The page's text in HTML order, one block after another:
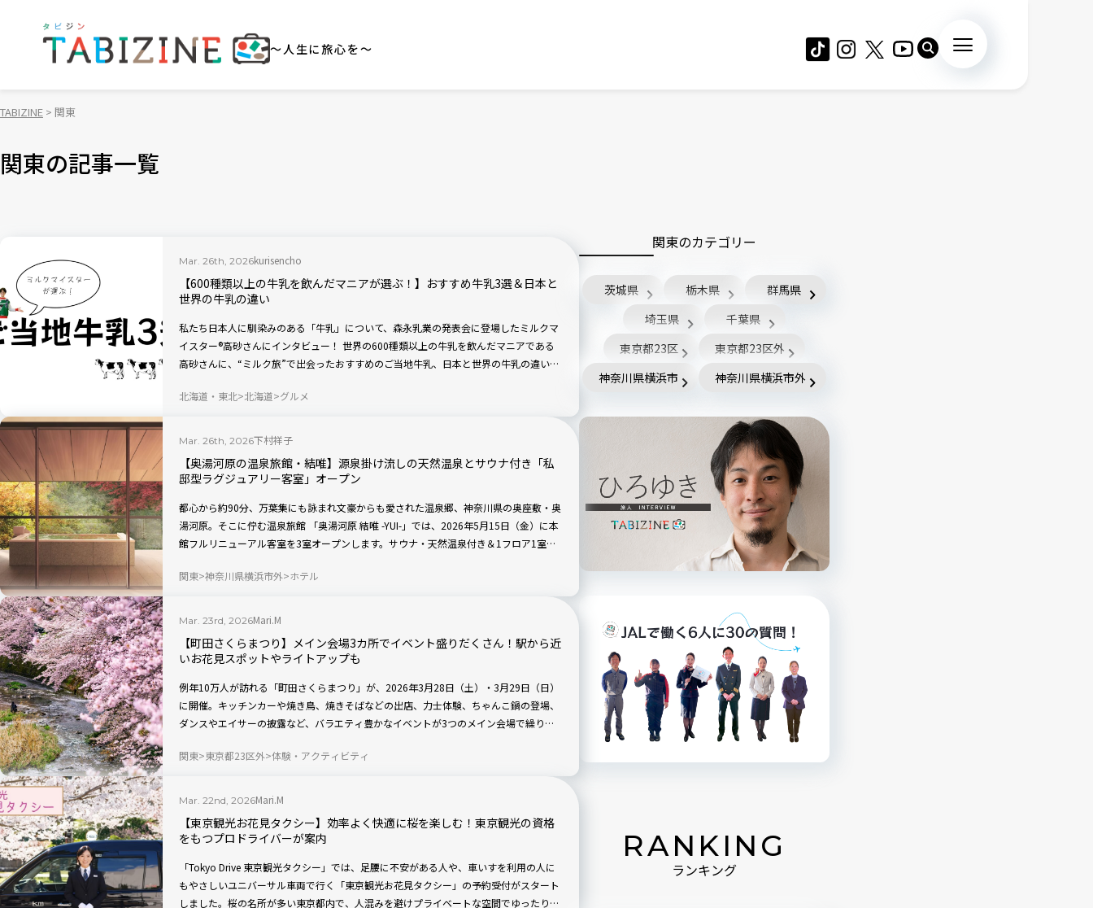
～人生に旅心を～
TABIZINE 関東
関東の記事一覧
Mar. 26th, 2026kurisencho
【600種類以上の牛乳を飲んだマニアが選ぶ！】おすすめ牛乳3選＆日本と
世界の牛乳の違い
私たち日本人に馴染みのある「牛乳」について、森永乳業の発表会に登場したミルクマ
イスター®高砂さんにインタビュー！ 世界の600種類以上の牛乳を飲んだマニアである
高砂さんに、“ミルク旅”で出会ったおすすめのご当地牛乳、日本と世界の牛乳の違いな
北海道・東北 北海道 グルメ
Mar. 26th, 2026下村祥子
【奥湯河原の温泉旅館・結唯】源泉掛け流しの天然温泉とサウナ付き「私
邸型ラグジュアリー客室」オープン
都心から約90分、万葉集にも詠まれ文豪からも愛された温泉郷、神奈川県の奥座敷・奥
湯河原。そこに佇む温泉旅館 「奥湯河原 結唯 -YUI-」では、2026年5月15日（金）に本
館フルリニューアル客室を3室オープンします。サウナ・天然温泉付き＆1フロア1室の
か？
関東 神奈川県横浜市外 ホテル
Mar. 23rd, 2026Mari.M
【町田さくらまつり】メイン会場3カ所でイベント盛りだくさん！駅から近
いお花見スポットやライトアップも
例年10万人が訪れる「町田さくらまつり」が、2026年3月28日（土）・3月29日（日）
に開催。キッチンカーや焼き鳥、焼きそばなどの出店、力士体験、ちゃんこ鍋の登場、
ダンスやエイサーの披露など、バラエティ豊かなイベントが3つのメイン会場で繰り広
に、町田の新たな魅力を再発見しに出かけてみませんか？
関東 東京都23区外 体験・アクティビティ
Mar. 22nd, 2026Mari.M
【東京観光お花見タクシー】効率よく快適に桜を楽しむ！東京観光の資格
をもつプロドライバーが案内
「Tokyo Drive 東京観光タクシー」では、足腰に不安がある人や、車いすを利用の人に
もやさしいユニバーサル車両で行く「東京観光お花見タクシー」の予約受付がスタート
しました。桜の名所が多い東京都内で、人混みを避けプライベートな空間でゆったりと
関東のカテゴリー
茨城県 栃木県
群馬県
埼玉県
千葉県
東京都23区
東京都23区外
神奈川県横浜市
神奈川県横浜市外
RANKING
ランキング